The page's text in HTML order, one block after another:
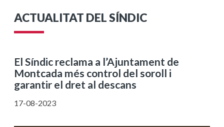
ACTUALITAT DEL SÍNDIC
El Síndic reclama a l’Ajuntament de
Montcada més control del soroll i
garantir el dret al descans
17-08-2023